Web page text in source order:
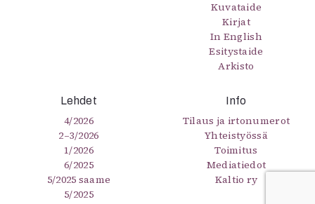
Kuvataide
Kirjat
In English
Esitystaide
Arkisto
Lehdet
4/2026
2–3/2026
1/2026
6/2025
5/2025 saame
5/2025
Info
Tilaus ja irtonumerot
Yhteistyössä
Toimitus
Mediatiedot
Kaltio ry